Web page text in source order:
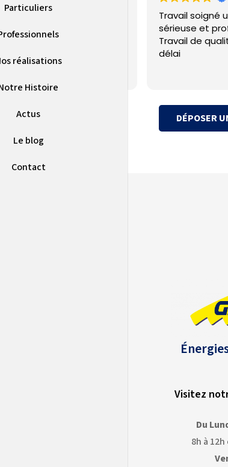
Particuliers
réalisations
Histoire
Actus
Le blog
Contact
sur la PAC installé et SAV
qualité
Travail soigné
sérieuse et
Travail de
délai
DÉPOSER
Visitez
Du
8h à